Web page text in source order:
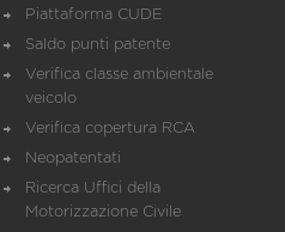
Piattaforma CUDE
Saldo punti patente
Verifica classe ambientale
veicolo
Verifica copertura RCA
Neopatentati
Ricerca Uffici della
Motorizzazione Civile